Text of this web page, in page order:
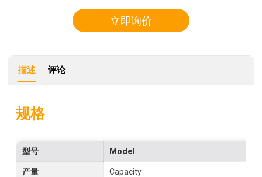
立即询价
描述 评论
规格
型号 Model
产量 Capacity